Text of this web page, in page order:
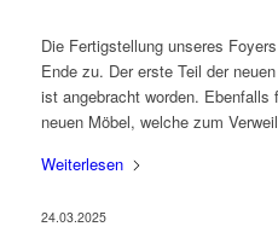
Die Fertigstellung unseres
Ende zu. Der erste Teil der
ist angebracht worden. Ebenfalls
neuen Möbel, welche zum
Weiterlesen
24.03.2025